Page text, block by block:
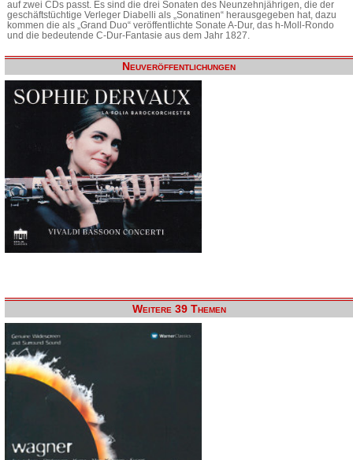
auf zwei CDs passt. Es sind die drei Sonaten des Neunzehnjährigen, die der
geschäftstüchtige Verleger Diabelli als „Sonatinen“ herausgegeben hat, dazu
kommen die als „Grand Duo“ veröffentlichte Sonate A-Dur, das h-Moll-Rondo
und die bedeutende C-Dur-Fantasie aus dem Jahr 1827.
Neuveröffentlichungen
Weitere 39 Themen